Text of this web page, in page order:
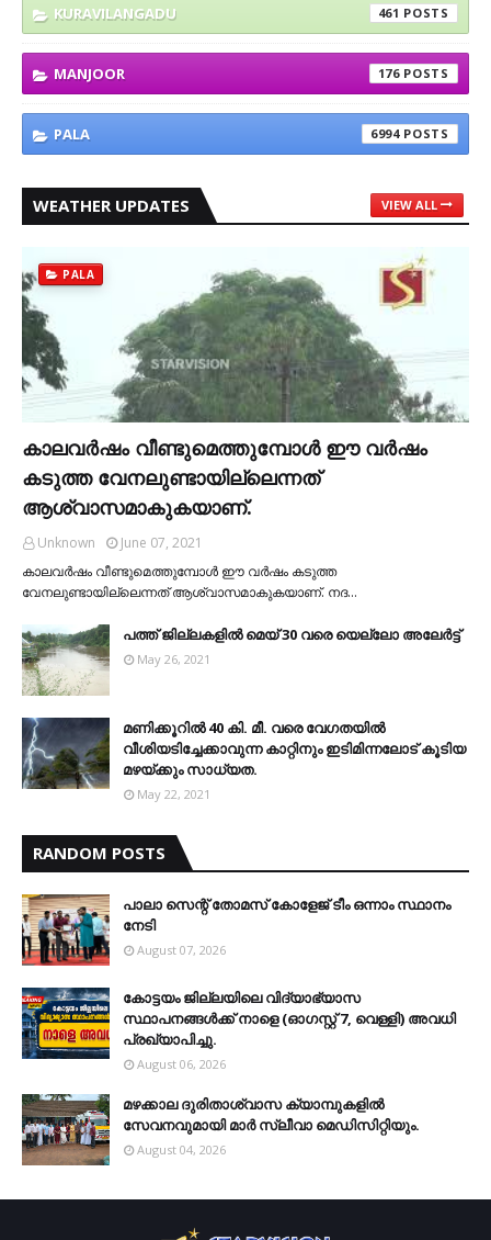
KURAVILANGADU 461
MANJOOR 176
PALA 6994
WEATHER UPDATES VIEW ALL
PALA
കാലവര്‍ഷം വീണ്ടുമെത്തുമ്പോള്‍ ഈ വര്‍ഷം
കടുത്ത വേനലുണ്ടായില്ലെന്നത്
ആശ്വാസമാകുകയാണ്.
Unknown
June 07, 2021
കാലവര്‍ഷം വീണ്ടുമെത്തുമ്പോള്‍ ഈ വര്‍ഷം കടുത്ത
വേനലുണ്ടായില്ലെന്നത് ആശ്വാസമാകുകയാണ്. നദ…
പത്ത് ജില്ലകളില്‍ മെയ് 30 വരെ യെല്ലോ അലേര്‍ട്ട്
May 26, 2021
മണിക്കൂറിൽ 40 കി. മീ. വരെ വേഗതയിൽ
വീശിയടിച്ചേക്കാവുന്ന കാറ്റിനും ഇടിമിന്നലോട് കൂടിയ
മഴയ്ക്കും സാധ്യത.
May 22, 2021
RANDOM POSTS
പാലാ സെന്റ് തോമസ് കോളേജ് ടീം ഒന്നാം സ്ഥാനം
നേടി
August 07, 2026
കോട്ടയം ജില്ലയിലെ വിദ്യാഭ്യാസ
സ്ഥാപനങ്ങള്‍ക്ക് നാളെ (ഓഗസ്റ്റ് 7, വെള്ളി) അവധി
പ്രഖ്യാപിച്ചു.
August 06, 2026
മഴക്കാല ദുരിതാശ്വാസ ക്യാമ്പുകളിൽ
സേവനവുമായി മാർ സ്ലീവാ മെഡിസിറ്റിയും.
August 04, 2026